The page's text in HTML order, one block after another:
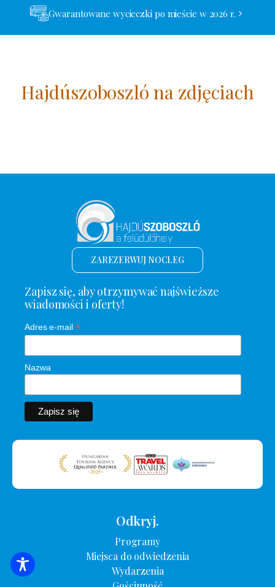
Gwarantowane wycieczki po mieście w 2026 r.
Hajdúszoboszló na zdjęciach
WYSZUKIWANIE ZAKWATEROWANIA
ZAREZERWUJ NOCLEG
Zapisz się, aby otrzymywać najświeższe
wiadomości i oferty!
Adres e-mail *
Nazwa
Odkryj.
Programy
Miejsca do odwiedzenia
Wydarzenia